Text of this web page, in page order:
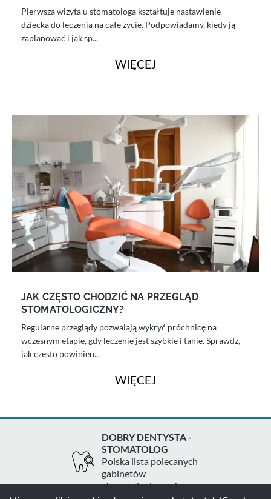
Pierwsza wizyta u stomatologa kształtuje nastawienie
dziecka do leczenia na całe życie. Podpowiadamy, kiedy ją
zaplanować i jak sp...
WIĘCEJ
JAK CZĘSTO CHODZIĆ NA PRZEGLĄD
STOMATOLOGICZNY?
Regularne przeglądy pozwalają wykryć próchnicę na
wczesnym etapie, gdy leczenie jest szybkie i tanie. Sprawdź,
jak często powinien...
WIĘCEJ
DOBRY DENTYSTA -
STOMATOLOG
Polska lista polecanych
gabinetów
stomatologicznych